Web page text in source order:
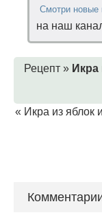
Смотри новые
на наш
Рецепт » Икра
« Икра из яблок